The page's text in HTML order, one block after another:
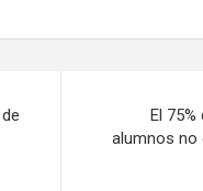
El
alumnos no